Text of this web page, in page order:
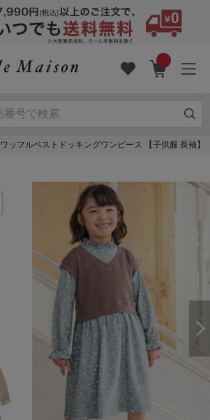
ワッフルベストドッキングワンピース 【子供服 長袖】